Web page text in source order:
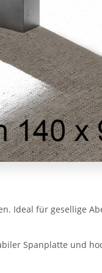
Ideal für gesellige
Spanplatte und